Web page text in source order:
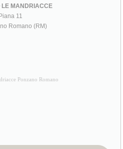
LE MANDRIACCE
11
Romano (RM)
Ponzano Romano